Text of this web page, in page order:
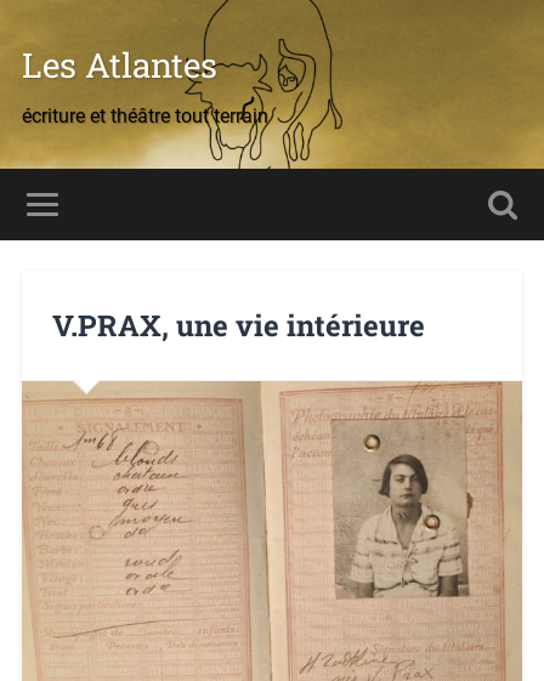
Les Atlantes
écriture et théâtre tout terrain
V.PRAX, une vie intérieure